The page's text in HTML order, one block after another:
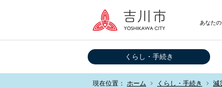
あなた
くらし・手続き
現在位置： ホーム くらし・手続き 減